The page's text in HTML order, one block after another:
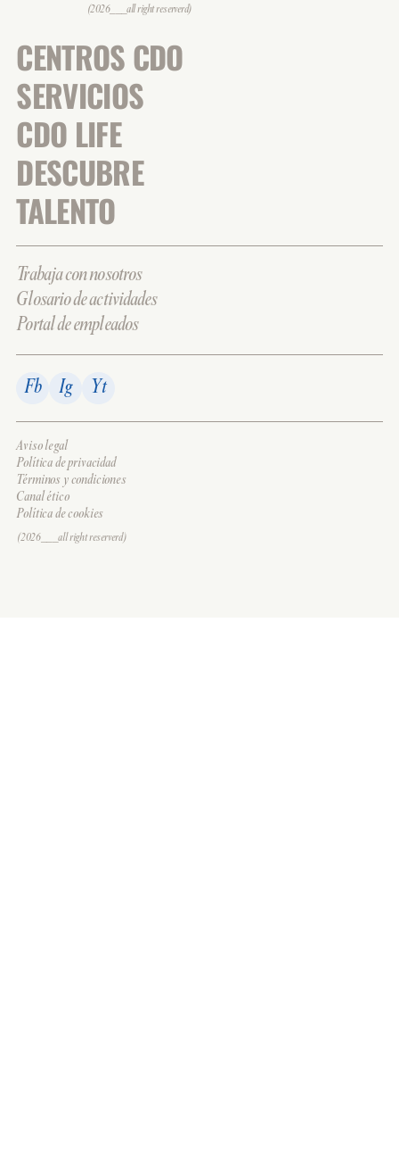
(2026___all right reserverd)
CENTROS CDO
SERVICIOS
CDO LIFE
DESCUBRE
TALENTO
Trabaja con nosotros
Glosario de actividades
Portal de empleados
Fb Ig Yt
Aviso legal
Política de privacidad
Términos y condiciones
Canal ético
Política de cookies
(2026___all right reserverd)